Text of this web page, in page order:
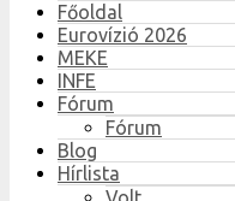
Főoldal
Eurovízió 2026
MEKE
INFE
Fórum
Fórum
Blog
Hírlista